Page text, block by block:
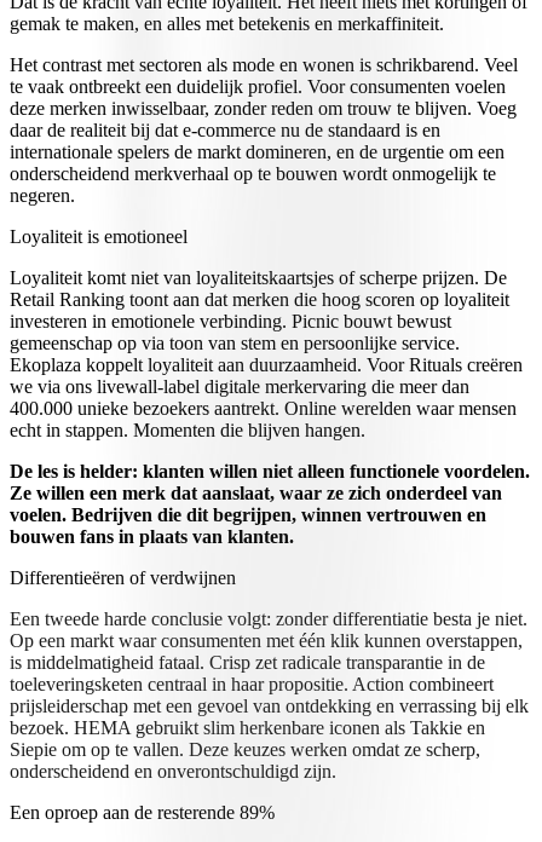
gemak te maken, en alles met betekenis en merkaffiniteit.
Het contrast met sectoren als mode en wonen is schrikbarend. Veel
te vaak ontbreekt een duidelijk profiel. Voor consumenten voelen
deze merken inwisselbaar, zonder reden om trouw te blijven. Voeg
daar de realiteit bij dat e-commerce nu de standaard is en
internationale spelers de markt domineren, en de urgentie om een
onderscheidend merkverhaal op te bouwen wordt onmogelijk te
negeren.
Loyaliteit is emotioneel
Loyaliteit komt niet van loyaliteitskaartsjes of scherpe prijzen. De
Retail Ranking toont aan dat merken die hoog scoren op loyaliteit
investeren in emotionele verbinding. Picnic bouwt bewust
gemeenschap op via toon van stem en persoonlijke service.
Ekoplaza koppelt loyaliteit aan duurzaamheid. Voor Rituals creëren
we via ons livewall-label digitale merkervaring die meer dan
400.000 unieke bezoekers aantrekt. Online werelden waar mensen
echt in stappen. Momenten die blijven hangen.
De les is helder: klanten willen niet alleen functionele voordelen.
Ze willen een merk dat aanslaat, waar ze zich onderdeel van
voelen. Bedrijven die dit begrijpen, winnen vertrouwen en
bouwen fans in plaats van klanten.
Differentieëren of verdwijnen
Een tweede harde conclusie volgt: zonder differentiatie besta je niet.
Op een markt waar consumenten met één klik kunnen overstappen,
is middelmatigheid fataal. Crisp zet radicale transparantie in de
toeleveringsketen centraal in haar propositie. Action combineert
prijsleiderschap met een gevoel van ontdekking en verrassing bij elk
bezoek. HEMA gebruikt slim herkenbare iconen als Takkie en
Siepie om op te vallen. Deze keuzes werken omdat ze scherp,
onderscheidend en onverontschuldigd zijn.
Een oproep aan de resterende 89%